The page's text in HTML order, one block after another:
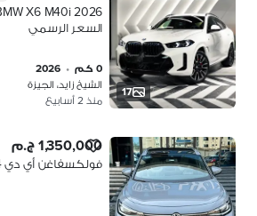
17
السعر الرسمي
0 كم •
2026
الشيخ زايد، الجيزة
منذ 2 أسابيع
1,350,000 ج.م
فولكسفاغن أي دي 4 2023